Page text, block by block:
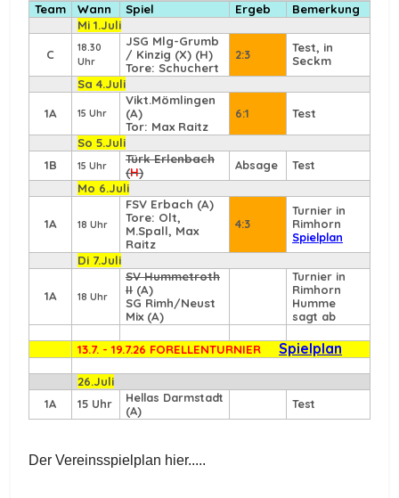
Team Wann Spiel Ergeb
Bemerkung
Mi 1.Juli
C
18.30
Uhr
JSG Mlg-Grumb
/ Kinzig (X) (H)
Tore: Schuchert
2:3
Test, in
Seckm
Sa 4.Juli
1A 15 Uhr
Vikt.Mömlingen
(A)
Tor: Max Raitz
6:1 Test
So 5.Juli
1B
15 Uhr
Türk Erlenbach
(H) Absage
Test
Mo 6.Juli
1A 18 Uhr
FSV Erbach (A)
Tore: Olt,
M.Spall, Max
Raitz
4:3
Turnier in
Rimhorn
Spielplan
Di 7.Juli
1A 18 Uhr
SV Hummetroth
II (A)
SG Rimh/Neust
Mix (A)
Turnier in
Rimhorn
Humme
sagt ab
13.7. - 19.7.26 FORELLENTURNIER Spielplan
26.Juli
1A
15 Uhr
Hellas Darmstadt
(A)
Test
Der Vereinsspielplan hier.....